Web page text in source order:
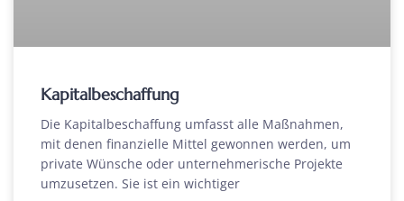
Kapitalbeschaffung
Die Kapitalbeschaffung umfasst alle Maßnahmen,
mit denen finanzielle Mittel gewonnen werden, um
private Wünsche oder unternehmerische Projekte
umzusetzen. Sie ist ein wichtiger